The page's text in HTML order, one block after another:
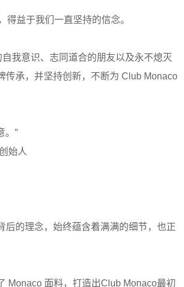
益于我们一直坚持的信念。
我意识、志同道合的朋友以及永不熄灭
传承，并坚持创新，不断为 Club Monaco
。”
始人
的理念，始终蕴含着满满的细节，也正
Monaco 面料，打造出Club Monaco最初